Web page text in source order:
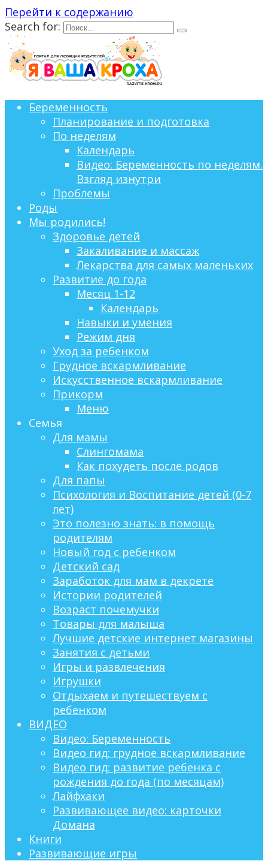
Перейти к содержанию
Search for:
Беременность
Планирование и подготовка
По неделям
Календарь
Видео: Беременность по неделям.
Взгляд изнутри
Проблемы
Роды
Мы родились!
Здоровье детей
Закаливание и массаж
Лекарства для самых маленьких
Развитие до года
Месяц 1-12
Календарь
Навыки и умения
Режим дня
Уход за ребенком
Грудное вскармливание
Искусственное вскармливание
Прикорм
Меню
Семья
Для мамы
Слингомама
Как похудеть после родов
Для папы
Психология и Воспитание детей (0-7
лет)
Это полезно знать: в помощь
родителям
Новый год с ребенком
Детский сад
Заработок для мам в декрете
Истории родителей
Возраст почемучки
Товары для малыша
Лучшие детские интернет магазины
Занятия с детьми
Игры и развлечения
Игрушки
Отдыхаем и путешествуем с
ребенком
ВИДЕО
Видео: Беременность
Видео гид: грудное вскармливание
Видео гид: развитие ребенка с
рождения до года (по месяцам)
Лайфхаки
Развивающее видео: карточки
Домана
Книги
Развивающие игры